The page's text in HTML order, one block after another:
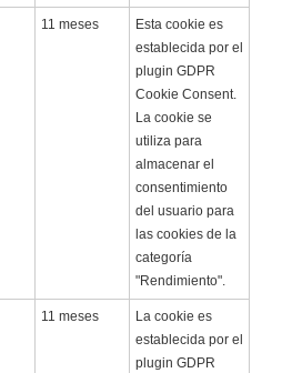
11 meses
Esta cookie es
establecida por el
plugin GDPR
Cookie Consent.
La cookie se
utiliza para
almacenar el
consentimiento
del usuario para
las cookies de la
categoría
"Rendimiento".
11 meses
La cookie es
establecida por el
plugin GDPR